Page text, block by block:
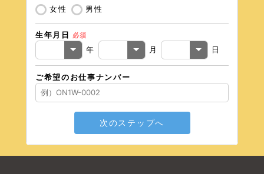
女性 男性
生年月日 必須
年 月 日
ご希望のお仕事ナンバー
次のステップへ